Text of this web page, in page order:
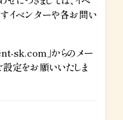
イベンターや各お問い
sk.com」からのメー
設定をお願いいたしま